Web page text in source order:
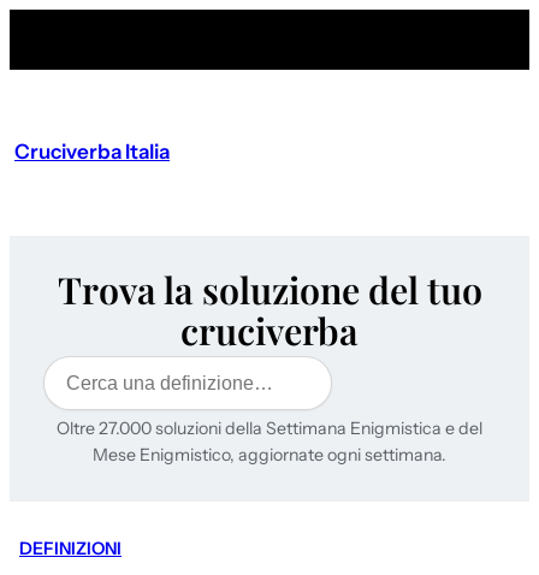
Cruciverba Italia
Trova la soluzione del tuo
cruciverba
Cerca
Oltre 27.000 soluzioni della Settimana Enigmistica e del
Mese Enigmistico, aggiornate ogni settimana.
DEFINIZIONI